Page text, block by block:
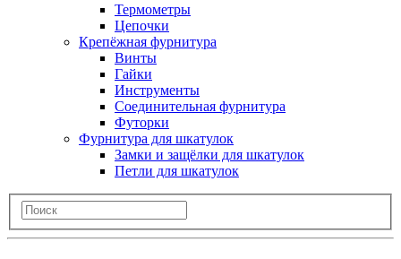
Термометры
Цепочки
Крепёжная фурнитура
Винты
Гайки
Инструменты
Соединительная фурнитура
Футорки
Фурнитура для шкатулок
Замки и защёлки для шкатулок
Петли для шкатулок